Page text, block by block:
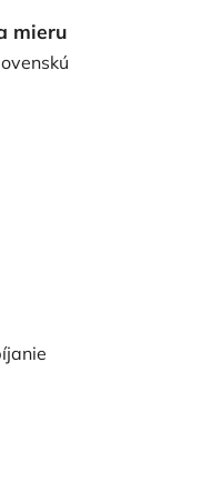
mieru